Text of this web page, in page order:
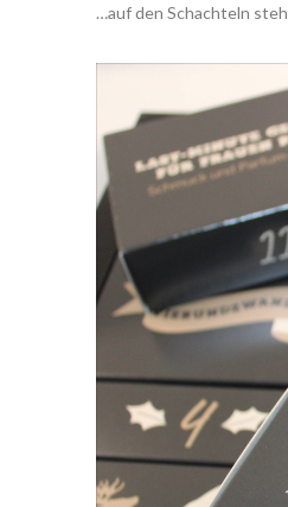
…auf den Schachteln